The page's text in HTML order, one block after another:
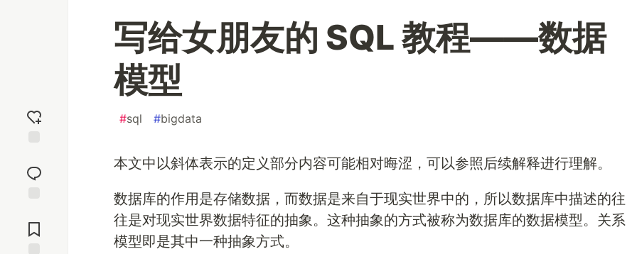
reaction
Comments
写给女朋友的 SQL 教程——数据
模型
#sql #bigdata
本文中以斜体表示的定义部分内容可能相对晦涩，可以参照后续解释进行理解。
数据库的作用是存储数据，而数据是来自于现实世界中的，所以数据库中描述的往
往是对现实世界数据特征的抽象。这种抽象的方式被称为数据库的数据模型。关系
模型即是其中一种抽象方式。